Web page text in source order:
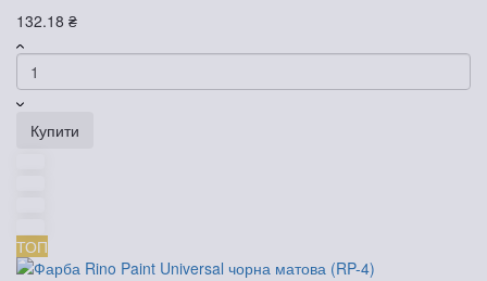
132.18 ₴
Купити
ТОП